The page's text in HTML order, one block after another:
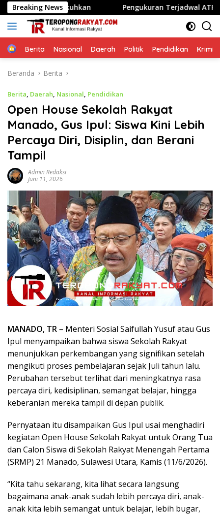
Langsung
ke
konten
Breaking NewsPengukuran Terjadwal ATR/BPN Beri
HomeBerita Nasional Daerah Politik Pendidikan
Beranda Berita
Berita, Daerah, Nasional, Pendidikan
Open House Sekolah Rakyat
Manado, Gus Ipul: Siswa Kini Lebih
Percaya Diri, Disiplin, dan Berani
Tampil
Admin Redaksi
Juni 11, 2026
MANADO, TR – Menteri Sosial Saifullah Yusuf atau Gus
Ipul menyampaikan bahwa siswa Sekolah Rakyat
menunjukkan perkembangan yang signifikan setelah
mengikuti proses pembelajaran sejak Juli tahun lalu.
Perubahan tersebut terlihat dari meningkatnya rasa
percaya diri, kedisiplinan, semangat belajar, hingga
keberanian mereka tampil di depan publik.
Pernyataan itu disampaikan Gus Ipul usai menghadiri
kegiatan Open House Sekolah Rakyat untuk Orang Tua
dan Calon Siswa di Sekolah Rakyat Menengah Pertama
(SRMP) 21 Manado, Sulawesi Utara, Kamis (11/6/2026).
“Kita tahu sekarang, kita lihat secara langsung
bagaimana anak-anak sudah lebih percaya diri, anak-
anak kita lebih semangat untuk belajar, lebih bugar,